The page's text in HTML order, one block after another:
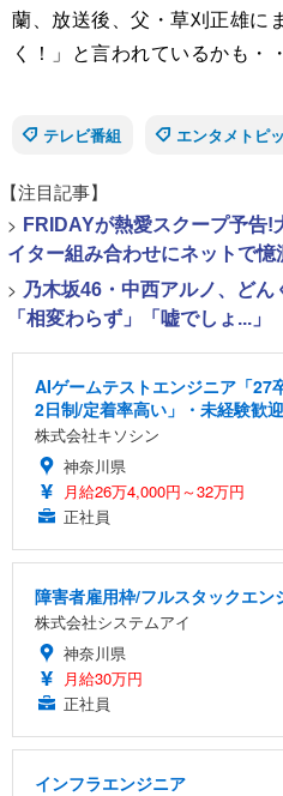
蘭、放送後、父・草刈正雄に
く！」と言われているかも・
テレビ番組
エンタメトピ
【注目記事】
> FRIDAYが熱愛スクープ予告!
イター組み合わせにネットで憶
> 乃木坂46・中西アルノ、どん
「相変わらず」「嘘でしょ...」
AIゲームテストエンジニア「27
2日制/定着率高い」・未経験歓
株式会社キソシン
神奈川県
月給26万4,000円～32万円
正社員
障害者雇用枠/フルスタックエン
株式会社システムアイ
神奈川県
月給30万円
正社員
インフラエンジニア